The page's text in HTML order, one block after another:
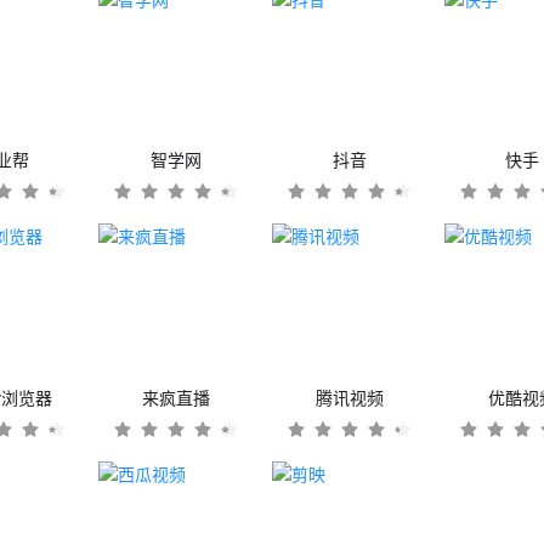
帮 智学网 抖音 快手
览器 来疯直播 腾讯视频 优酷视